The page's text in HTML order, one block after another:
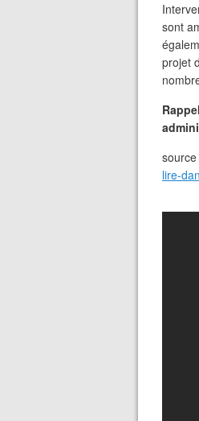
sont
projet
source
lire-